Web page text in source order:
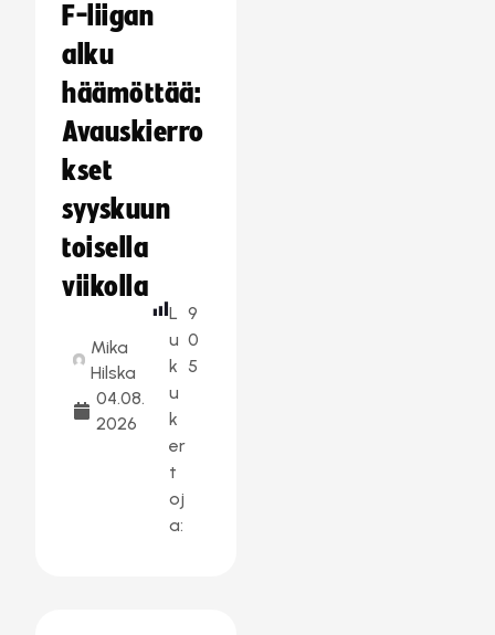
F-liigan
alku
häämöttää:
Avauskierro
kset
syyskuun
toisella
viikolla
Mika
Hilska
04.08.
2026
L
u
k
u
k
er
t
oj
a:
9
0
5